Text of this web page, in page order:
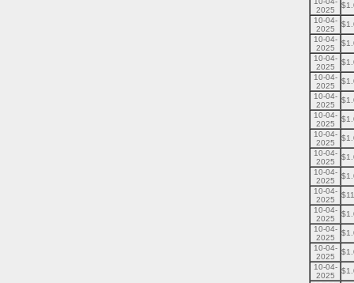
2025
10-04-
2025
10-04-
2025
10-04-
2025
10-04-
2025
10-04-
2025
10-04-
2025
10-04-
2025
10-04-
2025
10-04-
2025
10-04-
2025
10-04-
2025
10-04-
2025
10-04-
2025
10-04-
2025